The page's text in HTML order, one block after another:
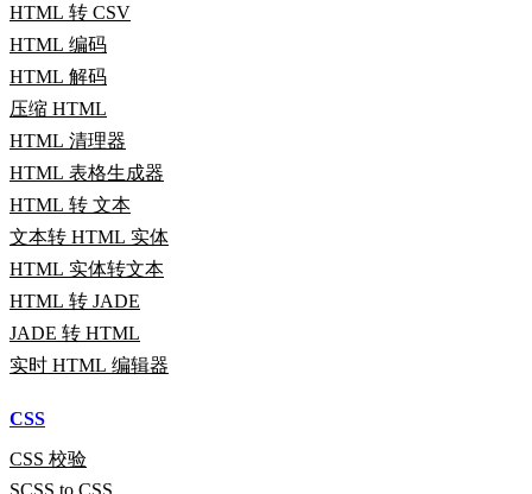
HTML 转 CSV
HTML 编码
HTML 解码
压缩 HTML
HTML 清理器
HTML 表格生成器
HTML 转 文本
文本转 HTML 实体
HTML 实体转文本
HTML 转 JADE
JADE 转 HTML
实时 HTML 编辑器
CSS
CSS 校验
SCSS to CSS